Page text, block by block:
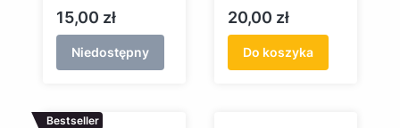
Helskiego
Cena
15,00 zł
Niedostępny
Cena
20,00 zł
Do koszyka
Bestseller